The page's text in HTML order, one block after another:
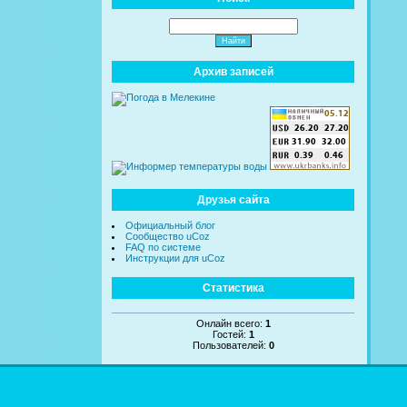
Архив записей
Друзья сайта
Официальный блог
Сообщество uCoz
FAQ по системе
Инструкции для uCoz
Статистика
Онлайн всего: 1
Гостей: 1
Пользователей: 0